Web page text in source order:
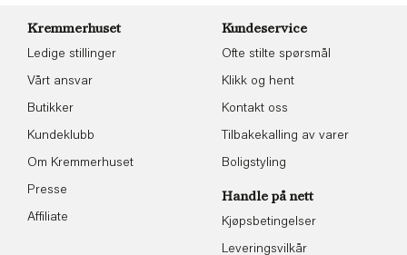
Kremmerhuset
Ledige stillinger
Vårt ansvar
Butikker
Kundeklubb
Om Kremmerhuset
Presse
Affiliate
Kundeservice
Ofte stilte spørsmål
Klikk og hent
Kontakt oss
Tilbakekalling av varer
Boligstyling
Handle på nett
Kjøpsbetingelser
Leveringsvilkår